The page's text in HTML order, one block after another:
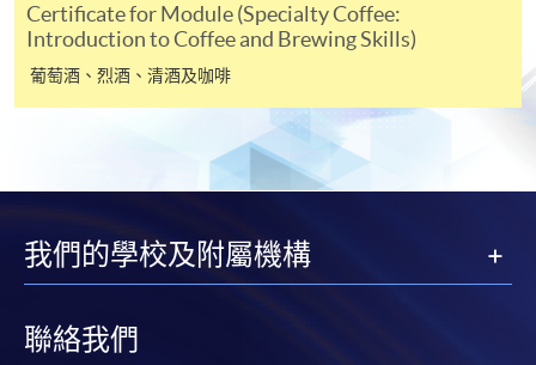
有關繳費詳情，請參閱付款方法 。如對報名程序有任
何疑問，請詳閱個別課程資料，或聯絡有關課程負責
人或報名中心。
選用網上報名服務必須在已接駁互聯網及支援
Google Chrome瀏覽器。
申請人不應閒置申請超過10分鐘。否則，申請人
網上報名只支援「提早報讀優惠」。如需享用其他
Certificate for Module (Specialty Coffee:
Introduction to Coffee and Brewing Skills)
葡萄酒、烈酒、清酒及咖啡
我們的學校及附屬機構
聯絡我們